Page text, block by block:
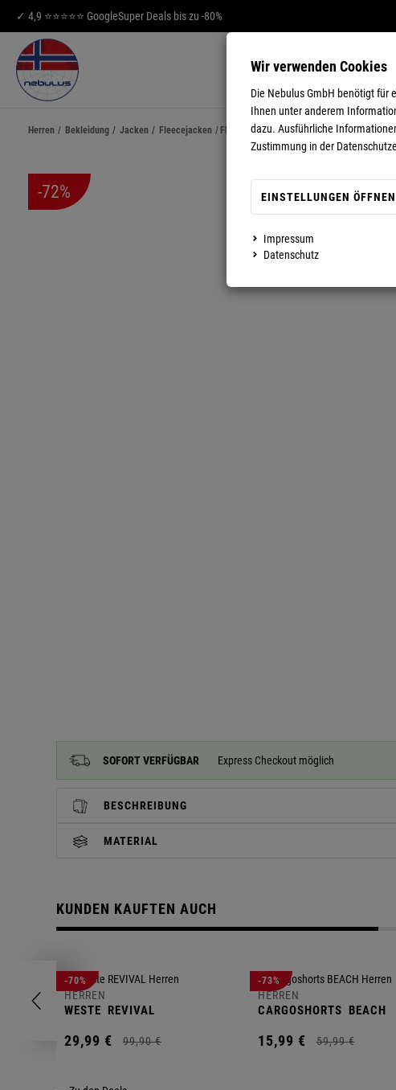
✓ 4,9 ⭐⭐⭐⭐⭐ GoogleSuper Deals bis zu -80%
HERREN DAMEN
Herren / Bekleidung / Jacken / Fleecejacken / Fleecejacke KINGHOOD Herren
-72%
MEHR ANZEIGEN
SOFORT VERFÜGBAR Express Checkout möglich
BESCHREIBUNG
MATERIAL
KUNDEN KAUFTEN AUCH
-70%
HERREN
WESTE REVIVAL
29,99 € 99,90 €
-73%
HERREN
CARGOSHORTS BEACH
15,99 € 59,99 €
Wir verwenden Cookies
Die Nebulus GmbH benötigt für
Ihnen unter anderem
dazu. Ausführliche
Zustimmung in der
EINSTELLUNGEN ÖFFNEN
Impressum
Datenschutz